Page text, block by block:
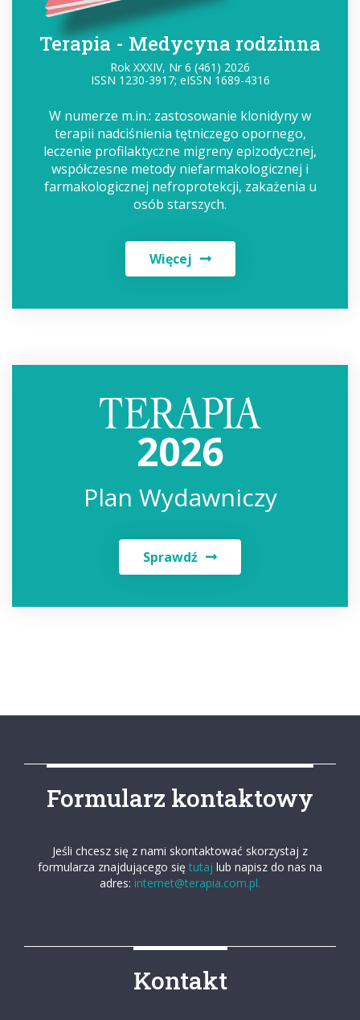
Terapia - Medycyna rodzinna
Rok XXXIV, Nr 6 (461) 2026
ISSN 1230-3917; eISSN 1689-4316
W numerze m.in.: zastosowanie klonidyny w
terapii nadciśnienia tętniczego opornego,
leczenie profilaktyczne migreny epizodycznej,
współczesne metody niefarmakologicznej i
farmakologicznej nefroprotekcji, zakażenia u
osób starszych.
Więcej
2026
Plan Wydawniczy
Sprawdź
Formularz kontaktowy
Jeśli chcesz się z nami skontaktować skorzystaj z
formularza znajdującego się tutaj lub napisz do nas na
adres: internet@terapia.com.pl.
Kontakt